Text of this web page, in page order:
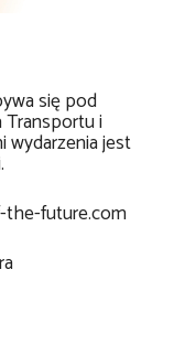
się pod
i
wydarzenia jest
the-future.com